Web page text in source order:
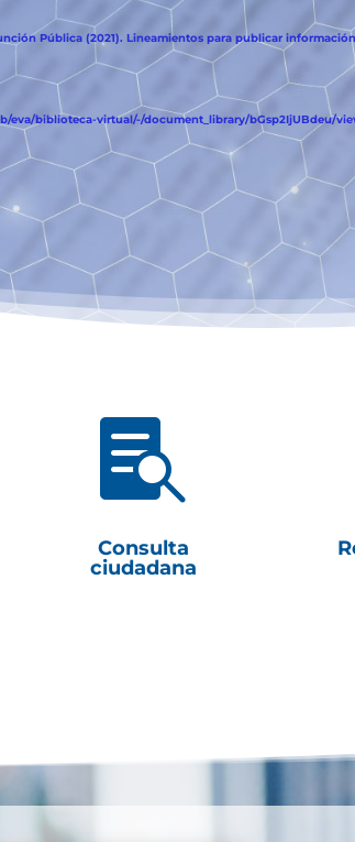
Pública (2021). Lineamientos para publicar
biblioteca-virtual/-/document_library/bGsp2IjUBdeu/

Consulta
ciudadana